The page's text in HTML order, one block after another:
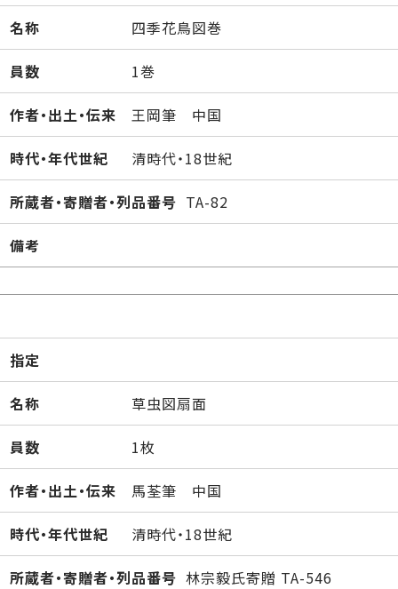
名称 四季花鳥図巻
員数 1巻
作者・出土・伝来 王岡筆 中国
時代・年代世紀 清時代・18世紀
所蔵者・寄贈者・列品番号 TA-82
備考
指定
名称 草虫図扇面
員数 1枚
作者・出土・伝来 馬荃筆 中国
時代・年代世紀 清時代・18世紀
所蔵者・寄贈者・列品番号 林宗毅氏寄贈 TA-546